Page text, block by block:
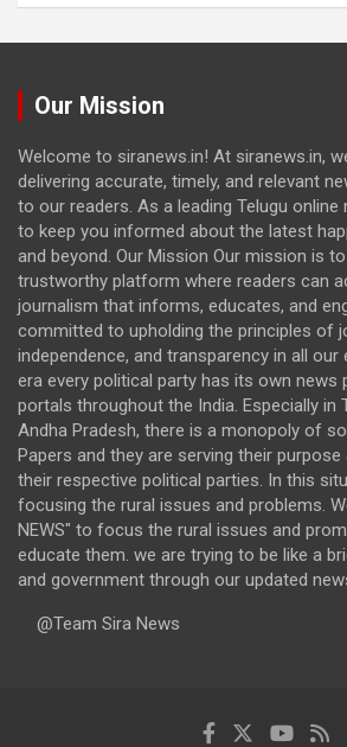
Our Mission
Welcome to siranews.in! At siranews.in,
delivering accurate, timely, and relevant
to our readers. As a leading Telugu
to keep you informed about the latest
and beyond. Our Mission Our mission is
trustworthy platform where readers can
journalism that informs, educates, and
committed to upholding the principles of
independence, and transparency in all
era every political party has its own news
portals throughout the India. Especially in
Andha Pradesh, there is a monopoly of
Papers and they are serving their
their respective political parties. In this
focusing the rural issues and problems.
NEWS" to focus the rural issues and
educate them. we are trying to be like a
and government through our updated
@Team Sira News